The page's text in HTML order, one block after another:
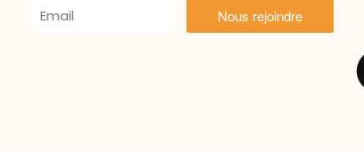
Nous rejoindre